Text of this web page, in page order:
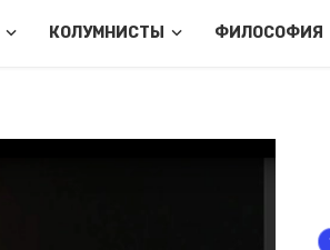
КОЛУМНИСТЫ ФИЛОСОФИЯ